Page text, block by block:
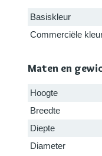
Basiskleur
Commerciële
Maten en
Hoogte
Breedte
Diepte
Diameter